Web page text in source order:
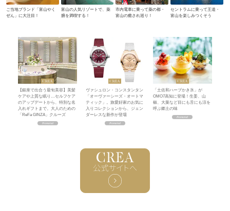
ご当地ブランド「富山やく
ぜん」に大注目！
富山の人気リゾートで、薬
膳を満喫する！
市内電車に乗って薬の都・
富山の癒され巡り！
セントラムに乗って王道・
富山を楽しみつくそう
【銀座で出合う最旬美容】美髪
ケアや上質な眠り…セルフケア
のアップデートから、特別な名
入れギフトまで。大人のための
「ReFa GINZA」クルーズ
ヴァシュロン・コンスタンタン
「オーヴァーシーズ・オートマ
ティック」。旅愛好家のお気に
入りコレクションから、ジェン
ダーレスな新作が登場
「土佐和ハーブかき氷」が
OMO7高知に登場！生姜、山
椒、大葉など目にも舌にも涼を
呼ぶ郷土の味